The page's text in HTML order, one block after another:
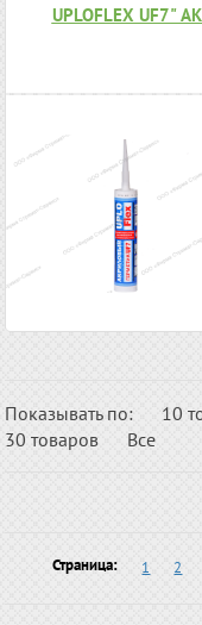
UPLOFLEX UF7"
Показывать по: 10
30 товаров
Все
Страница: 1 2